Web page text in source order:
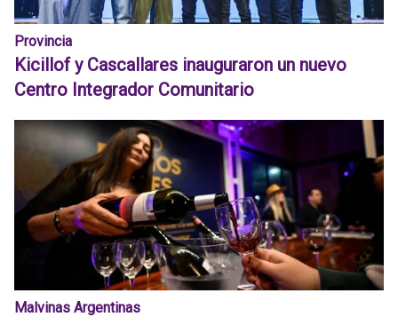
Provincia
Kicillof y Cascallares inauguraron un nuevo
Centro Integrador Comunitario
Malvinas Argentinas